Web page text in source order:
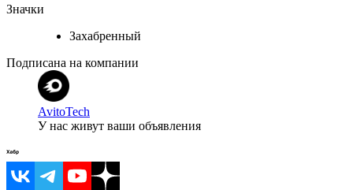
Значки
Захабренный
Подписана на компании
AvitoTech
У нас живут ваши объявления